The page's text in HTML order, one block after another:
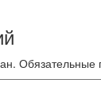
Обязательные